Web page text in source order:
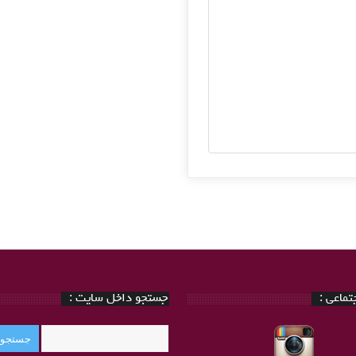
جستجو داخل سایت : :